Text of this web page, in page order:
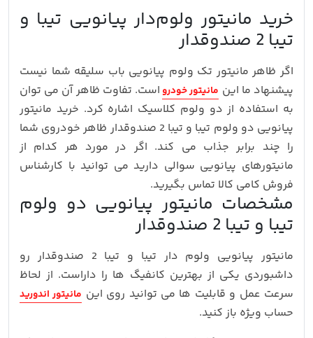
خرید مانیتور ولوم‌دار پیانویی تیبا و
تیبا 2 صندوقدار
اگر ظاهر مانیتور تک ولوم پیانویی باب سلیقه شما نیست
پیشنهاد ما این مانیتور خودرواست. تفاوت ظاهر آن می توان
به استفاده از دو ولوم کلاسیک اشاره کرد. خرید مانیتور
پیانویی دو ولوم تیبا و تیبا 2 صندوقدار ظاهر خودروی شما
را چند برابر جذاب می کند. اگر در مورد هر کدام از
مانیتورهای پیانویی سوالی دارید می توانید با کارشناس
فروش کامی کالا تماس بگیرید.
مشخصات مانیتور پیانویی دو ولوم
تیبا و تیبا 2 صندوقدار
مانیتور پیانویی ولوم دار تیبا و تیبا 2 صندوقدار رو
داشبوردی یکی از بهترین کانفیگ ها را داراست. از لحاظ
سرعت عمل و قابلیت ها می توانید روی این مانیتور اندورید
حساب ویژه باز کنید.